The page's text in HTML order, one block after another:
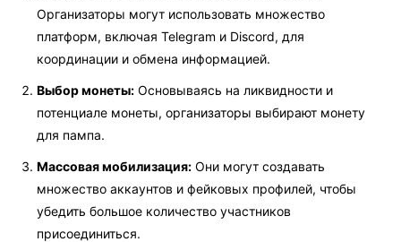
Организаторы могут использовать множество
платформ, включая Telegram и Discord, для
координации и обмена информацией.
Выбор монеты: Основываясь на ликвидности и
потенциале монеты, организаторы выбирают монету
для пампа.
Массовая мобилизация: Они могут создавать
множество аккаунтов и фейковых профилей, чтобы
убедить большое количество участников
присоединиться.